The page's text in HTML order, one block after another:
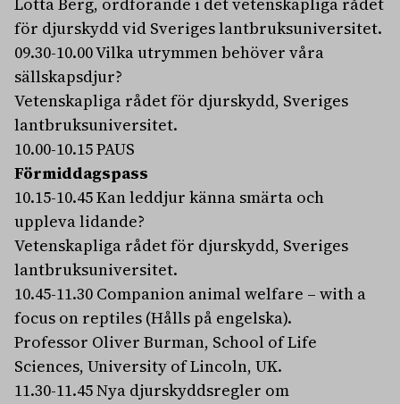
för djurskydd vid Sveriges lantbruksuniversitet.
09.30-10.00 Vilka utrymmen behöver våra
sällskapsdjur?
Vetenskapliga rådet för djurskydd, Sveriges
lantbruksuniversitet.
10.00-10.15 PAUS
Förmiddagspass
10.15-10.45 Kan leddjur känna smärta och
uppleva lidande?
Vetenskapliga rådet för djurskydd, Sveriges
lantbruksuniversitet.
10.45-11.30 Companion animal welfare – with a
focus on reptiles (Hålls på engelska).
Professor Oliver Burman, School of Life
Sciences, University of Lincoln, UK.
11.30-11.45 Nya djurskyddsregler om